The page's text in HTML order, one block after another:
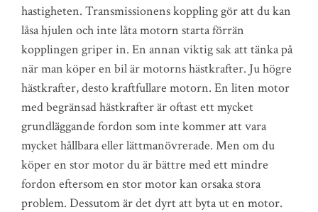
hastigheten. Transmissionens koppling gör att du kan
låsa hjulen och inte låta motorn starta förrän
kopplingen griper in. En annan viktig sak att tänka på
när man köper en bil är motorns hästkrafter. Ju högre
hästkrafter, desto kraftfullare motorn. En liten motor
med begränsad hästkrafter är oftast ett mycket
grundläggande fordon som inte kommer att vara
mycket hållbara eller lättmanövrerade. Men om du
köper en stor motor du är bättre med ett mindre
fordon eftersom en stor motor kan orsaka stora
problem. Dessutom är det dyrt att byta ut en motor.